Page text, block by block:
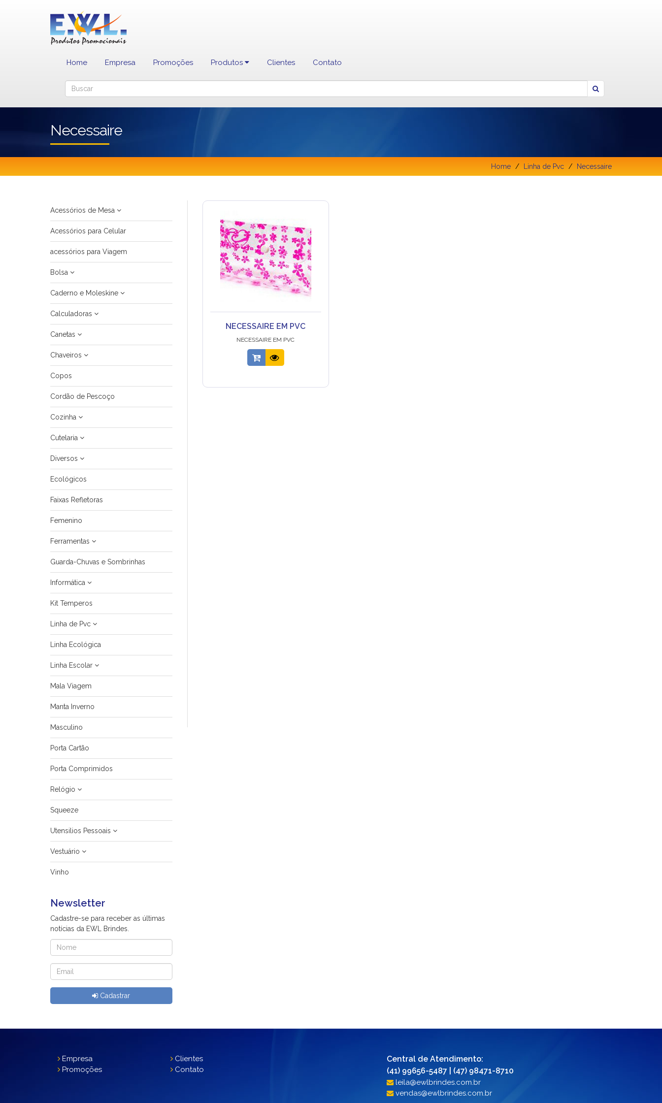
Home Empresa Promoções Produtos Clientes Contato
Necessaire
Home Linha de Pvc Necessaire
NECESSAIRE EM PVC
NECESSAIRE EM PVC
Acessórios de Mesa
Acessórios para Celular
acessórios para Viagem
Bolsa
Caderno e Moleskine
Calculadoras
Canetas
Chaveiros
Copos
Cordão de Pescoço
Cozinha
Cutelaria
Diversos
Ecológicos
Faixas Refletoras
Femenino
Ferramentas
Guarda-Chuvas e Sombrinhas
Informática
Kit Temperos
Linha de Pvc
Linha Ecológica
Linha Escolar
Mala Viagem
Manta Inverno
Masculino
Porta Cartão
Porta Comprimidos
Relógio
Squeeze
Utensilios Pessoais
Vestuário
Vinho
Newsletter
Cadastre-se para receber as últimas
notícias da EWL Brindes.
Cadastrar
Empresa
Promoções
Clientes
Contato
Central de Atendimento:
(41) 99656-5487 | (47) 98471-8710
leila@ewlbrindes.com.br
vendas@ewlbrindes.com.br